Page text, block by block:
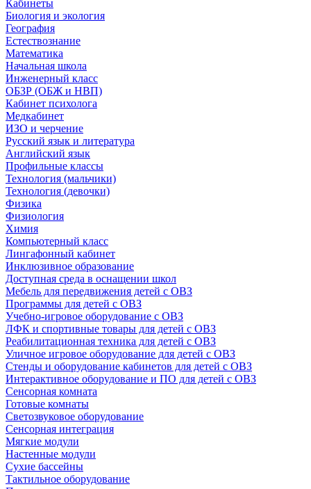
Кабинеты
Биология и экология
География
Естествознание
Математика
Начальная школа
Инженерный класс
ОБЗР (ОБЖ и НВП)
Кабинет психолога
Медкабинет
ИЗО и черчение
Русский язык и литература
Английский язык
Профильные классы
Технология (мальчики)
Технология (девочки)
Физика
Физиология
Химия
Компьютерный класс
Лингафонный кабинет
Инклюзивное образование
Доступная среда в оснащении школ
Мебель для передвижения детей с ОВЗ
Программы для детей с ОВЗ
Учебно-игровое оборудование с ОВЗ
ЛФК и спортивные товары для детей с ОВЗ
Реабилитационная техника для детей с ОВЗ
Уличное игровое оборудование для детей с ОВЗ
Стенды и оборудование кабинетов для детей с ОВЗ
Интерактивное оборудование и ПО для детей с ОВЗ
Сенсорная комната
Готовые комнаты
Светозвуковое оборудование
Сенсорная интеграция
Мягкие модули
Настенные модули
Сухие бассейны
Тактильное оборудование